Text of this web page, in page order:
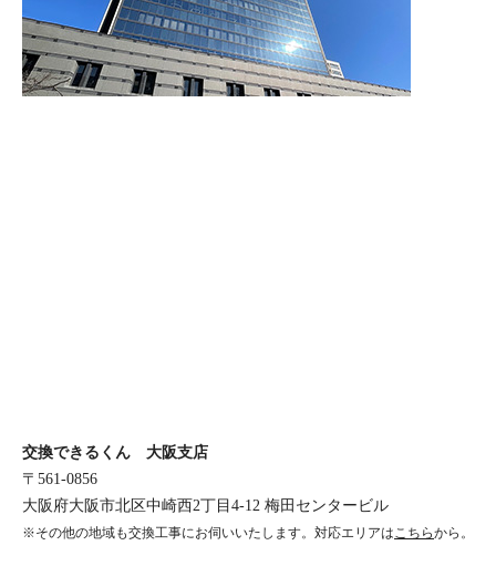
交換できるくん 大阪支店
〒561-0856
大阪府大阪市北区中崎西2丁目4-12 梅田センタービル
※その他の地域も交換工事にお伺いいたします。対応エリアはこちらから。